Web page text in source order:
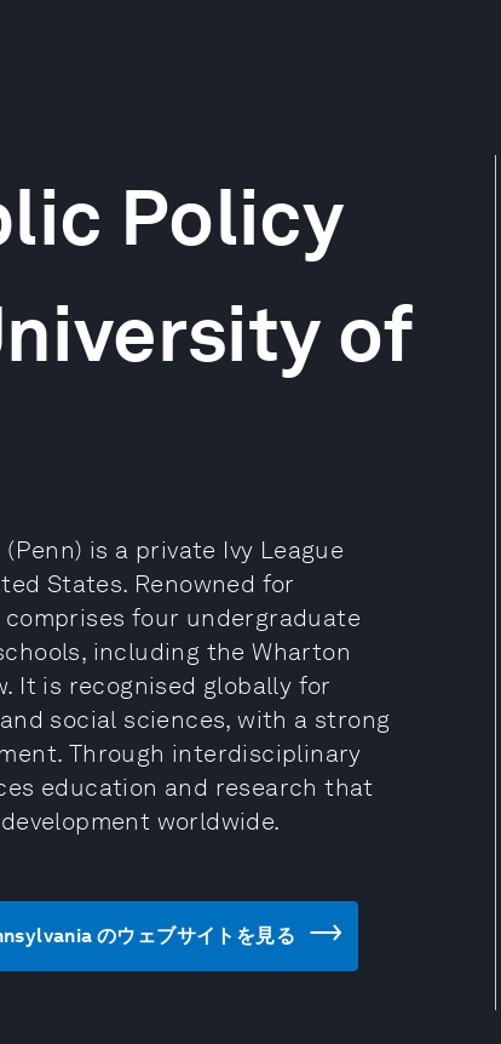
Policy
of
is a private Ivy League
States. Renowned for
four undergraduate
including the Wharton
It is recognised globally for
social sciences, with a strong
Through interdisciplinary
education and research that
worldwide.
のウェブサイトを見る